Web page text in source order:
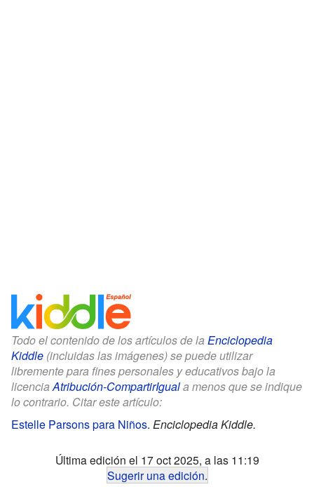
Todo el contenido de los artículos de la Enciclopedia
Kiddle (incluidas las imágenes) se puede utilizar
libremente para fines personales y educativos bajo la
licenciaAtribución-CompartirIguala menos que se indique
lo contrario. Citar este artículo:
Estelle Parsons para Niños. Enciclopedia Kiddle.
Última edición el 17 oct 2025, a las 11:19
Sugerir una edición.